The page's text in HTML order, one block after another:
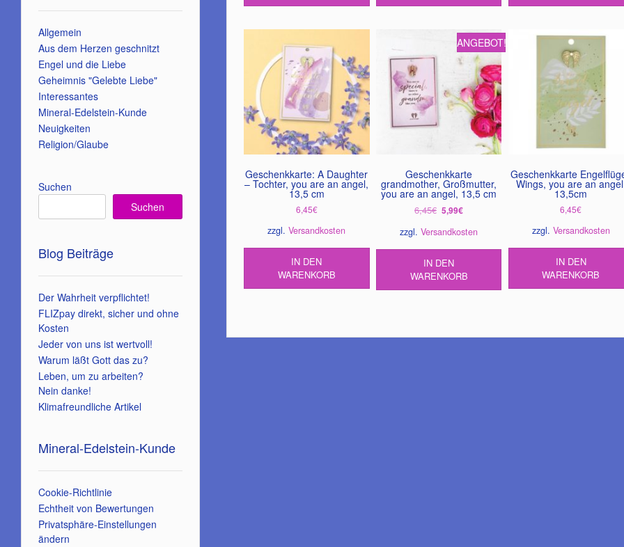
Geschenkkarte: A Daughter
– Tochter, you are an angel,
13,5 cm
6,45€
zzgl.Versandkosten
IN DEN
WARENKORB
ANGEBOT!
Geschenkkarte
grandmother, Großmutter,
you are an angel, 13,5 cm
6,45€ Ursprünglicher
war:
5,99€Aktueller
ist:
zzgl.Versandkosten
IN DEN
WARENKORB
Geschenkkarte
Wings, you are an
13,5cm
6,45€
zzgl. Versandkosten
IN DEN
WARENKORB
Allgemein
Aus dem Herzen geschnitzt
Engel und die Liebe
Geheimnis "Gelebte Liebe"
Interessantes
Mineral-Edelstein-Kunde
Neuigkeiten
Religion/Glaube
Suchen
Suchen
Blog Beiträge
Der Wahrheit verpflichtet!
FLIZpay direkt, sicher und ohne
Kosten
Jeder von uns ist wertvoll!
Warum läßt Gott das zu?
Leben, um zu arbeiten?
Nein danke!
Klimafreundliche Artikel
Mineral-Edelstein-Kunde
Cookie-Richtlinie
Echtheit von Bewertungen
Privatsphäre-Einstellungen
ändern